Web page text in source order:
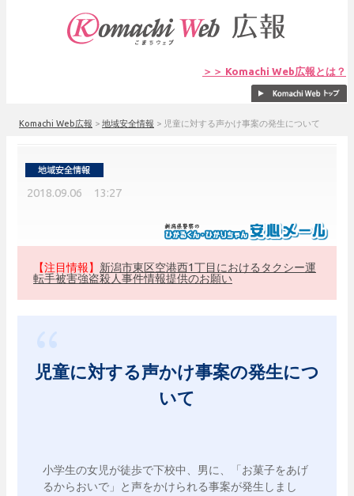
＞＞ Komachi Web広報とは？
Komachi Web広報 > 地域安全情報 > 児童に対する声かけ事案の発生について
2018.09.06 13:27
【注目情報】 新潟市東区空港西1丁目におけるタクシー運
転手被害強盗殺人事件情報提供のお願い
児童に対する声かけ事案の発生につ
いて
小学生の女児が徒歩で下校中、男に、「お菓子をあげ
るからおいで」と声をかけられる事案が発生しまし